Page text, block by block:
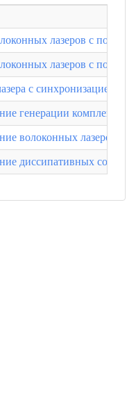
лазеров с
лазеров с
с синхронизацией
генерации
волоконных лазеров
диссипативных